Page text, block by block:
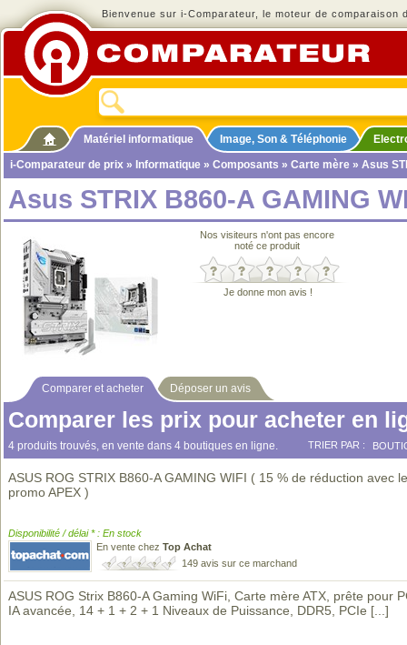
Bienvenue sur i-Comparateur, le moteur de comparaison
Matériel informatique Image, Son & Téléphonie
i-Comparateur de prix » Informatique » Composants » Carte mère » Asus
Asus STRIX B860-A GAMING
Nos visiteurs n'ont pas encore
noté ce produit
Je donne mon avis !
Comparer et acheter Déposer un avis
Comparer les prix pour acheter en
4 produits trouvés, en vente dans 4 boutiques en ligne. TRIER PAR :
ASUS ROG STRIX B860-A GAMING WIFI ( 15 % de réduction avec
promo APEX )
Disponibilité / délai * : En stock
En vente chez Top Achat
149 avis sur ce marchand
ASUS ROG Strix B860-A Gaming WiFi, Carte mère ATX, prête pour
IA avancée, 14 + 1 + 2 + 1 Niveaux de Puissance, DDR5, PCIe [...]